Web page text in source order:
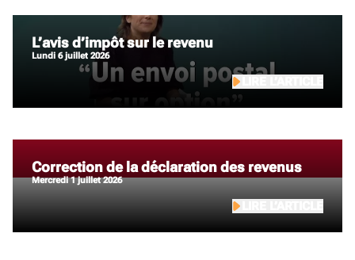
L’avis d’impôt sur le revenu
lundi 6 juillet 2026
Correction de la déclaration des revenus
mercredi 1 juillet 2026